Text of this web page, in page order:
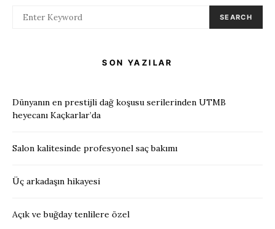
SEARCH
SON YAZILAR
Dünyanın en prestijli dağ koşusu serilerinden UTMB
heyecanı Kaçkarlar’da
Salon kalitesinde profesyonel saç bakımı
Üç arkadaşın hikayesi
Açık ve buğday tenlilere özel